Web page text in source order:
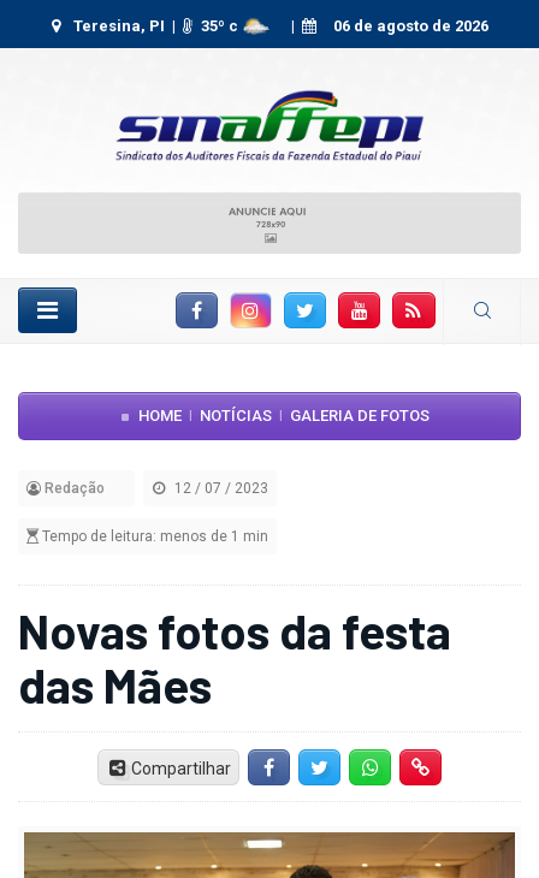
Teresina, PI | 35º c | 06 de agosto de 2026
FacebookInstagramTwitter YouTube RSS Feed
HOME NOTÍCIAS GALERIA DE FOTOS
Redação 12 / 07 / 2023
Tempo de leitura: menos de 1 min
Novas fotos da festa
das Mães
Compartilhar FacebookTwitter Whatsapp